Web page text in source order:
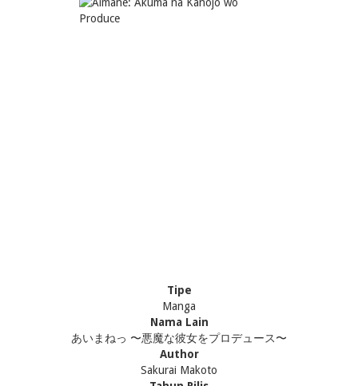
Tipe
Manga
Nama Lain
あいまねっ 〜悪魔な彼女をプロデュース〜
Author
Sakurai Makoto